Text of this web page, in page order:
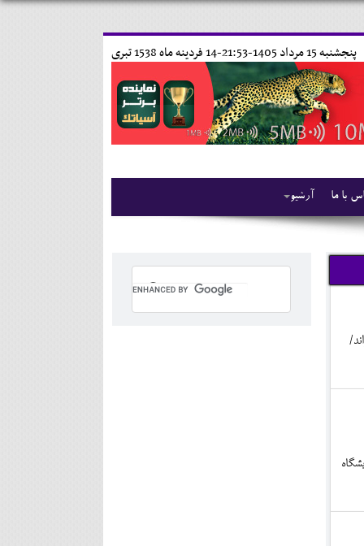
14 فردينه ماه 1538 تبری پنجشنبه 15 مرداد 1405-21:53-
آرشیو با ما